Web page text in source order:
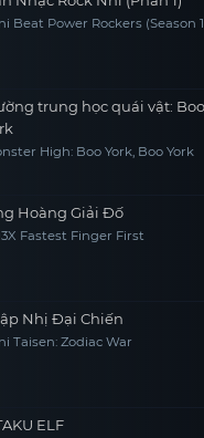
Beat Power Rockers (Season
trung học quái vật:
High: Boo York, Boo York
Hoàng Giải Đố
Fastest Finger First
Nhị Đại Chiến
Taisen: Zodiac War
ELF